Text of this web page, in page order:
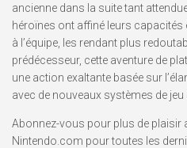
ancienne dans la suite tant
héroïnes ont affiné leurs
à l’équipe, les rendant plus
prédécesseur, cette aventure de
une action exaltante basée sur
avec de nouveaux systèmes de
Abonnez-vous pour plus de plaisir
Nintendo.com pour toutes les